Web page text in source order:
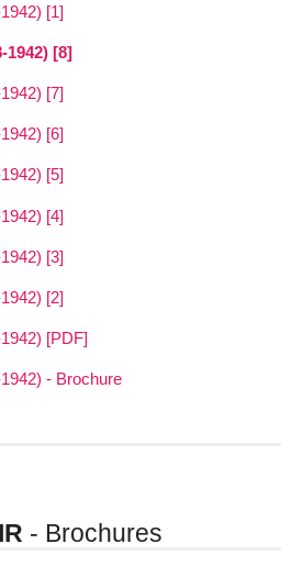
[1]
1942) [8]
[7]
[6]
[5]
[4]
[3]
[2]
[PDF]
- Brochure
- Brochures